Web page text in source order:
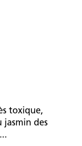
toxique,
jasmin des